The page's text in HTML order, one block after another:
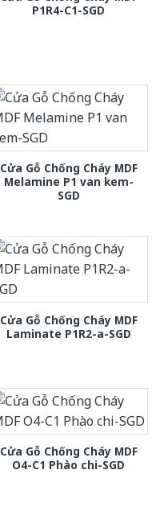
P1R4-C1-SGD
Cửa Gỗ Chống Cháy MDF
Melamine P1 van kem-
SGD
Cửa Gỗ Chống Cháy MDF
Laminate P1R2-a-SGD
Cửa Gỗ Chống Cháy MDF
O4-C1 Phào chi-SGD